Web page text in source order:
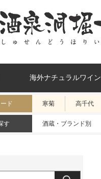
海外ナチュラルワイン
ド 寒菊 高千代
す 酒蔵・ブランド別